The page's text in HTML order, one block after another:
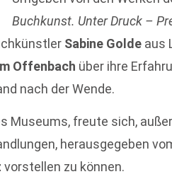
Buchkunst. Unter Druck –
Sabine Golde aus
Offenbach über ihre
nach der Wende.
Museums, freute sich,
herausgegeben
vorstellen zu können.